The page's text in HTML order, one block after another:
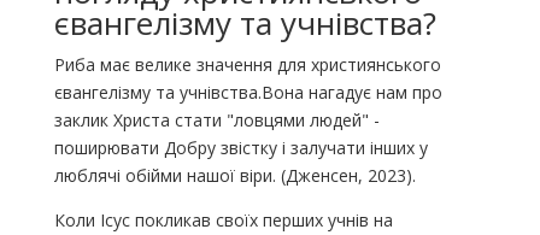
євангелізму та учнівства?
Риба має велике значення для християнського
євангелізму та учнівства.Вона нагадує нам про
заклик Христа стати "ловцями людей" -
поширювати Добру звістку і залучати інших у
люблячі обійми нашої віри. (Дженсен, 2023).
Коли Ісус покликав своїх перших учнів на